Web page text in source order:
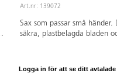
Art.nr: 139072
Sax som passar små händer.
säkra, plastbelagda bladen
spaken är nedtryckt öppnas
Logga in för att se ditt